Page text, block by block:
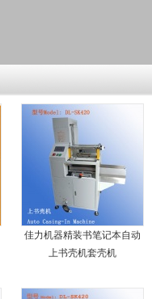
佳力机器精装书笔记本自动
上书壳机套壳机